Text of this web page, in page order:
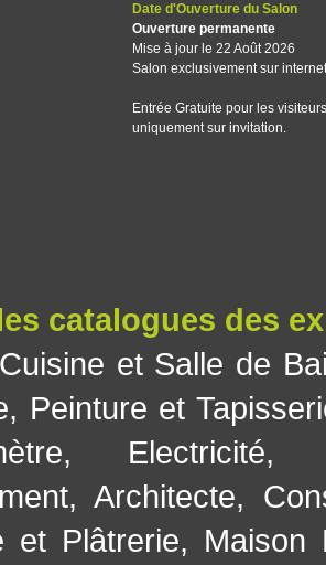
Date d'Ouverture du Salon
Ouverture permanente
Mise à jour le 22 Août 2026
Salon exclusivement sur internet
Entrée Gratuite pour les visiteurs
uniquement sur invitation.
catalogues des
Cuisine et Salle de
, Peinture et
, Electricité
, Architecte,
et Plâtrerie, Maison